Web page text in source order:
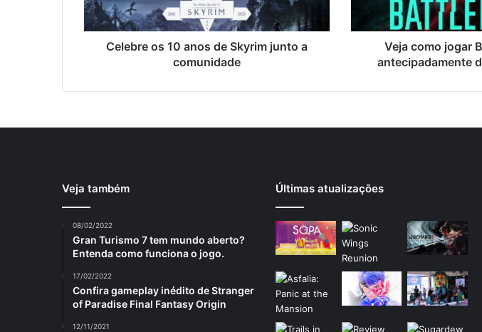
Celebre os 10 anos de Skyrim junto a
comunidade
Veja como jogar
antecipadamente
Veja também
08/02/2022
Gran Turismo 7 tem mundo aberto?
Entenda como funciona o jogo.
17/02/2022
Confira gameplay inédito de Stranger
of Paradise Final Fantasy Origin
12/11/2021
Últimas atualizações